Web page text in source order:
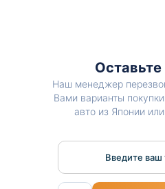
Оставьте
Наш менеджер
Вами варианты
авто из Японии
Введите ваш